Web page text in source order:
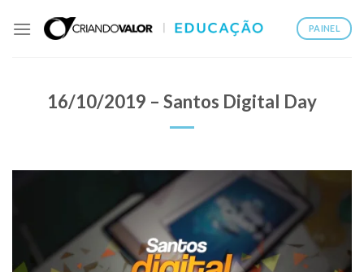
PAINEL
16/10/2019 – Santos Digital Day